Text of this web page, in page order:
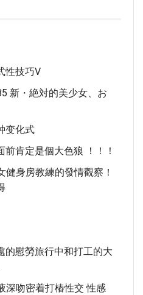
性技巧v
新・絶対的美少女、お
变化式
肯定是個大色狼 ！！！
健身房教練的發情觀察！
的慰勞旅行中和打工的大
深吻密着打樁性交 性感